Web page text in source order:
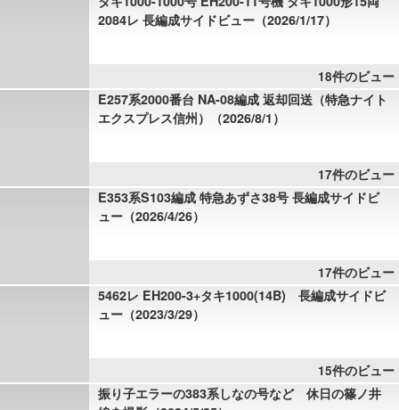
2084レ 長編成サイドビュー（2026/1/17）
18件のビュー
E257系2000番台 NA-08編成 返却回送（特急ナイト
エクスプレス信州）（2026/8/1）
17件のビュー
E353系S103編成 特急あずさ38号 長編成サイドビ
ュー（2026/4/26）
17件のビュー
5462レ EH200-3+タキ1000(14B) 長編成サイドビ
ュー（2023/3/29）
15件のビュー
振り子エラーの383系しなの号など 休日の篠ノ井